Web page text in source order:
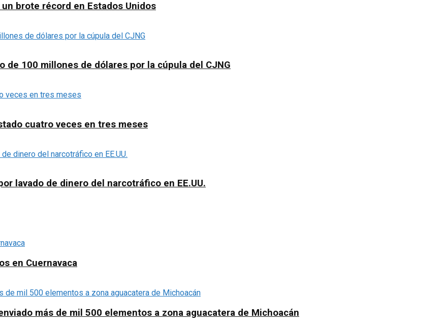
brote récord en Estados Unidos
de 100 millones de dólares por la cúpula del CJNG
cuatro veces en tres meses
lavado de dinero del narcotráfico en EE.UU.
en Cuernavaca
más de mil 500 elementos a zona aguacatera de Michoacán